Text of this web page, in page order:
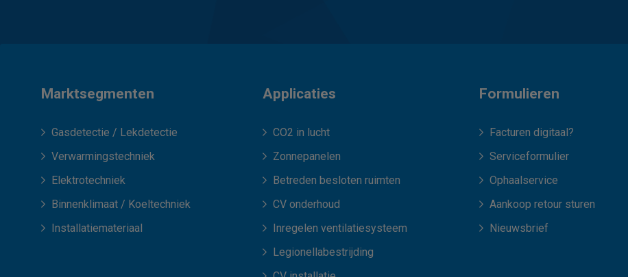
Marktsegmenten
Gasdetectie / Lekdetectie
Verwarmingstechniek
Elektrotechniek
Binnenklimaat / Koeltechniek
Installatiemateriaal
Applicaties
CO2 in lucht
Zonnepanelen
Betreden besloten ruimten
CV onderhoud
Inregelen ventilatiesysteem
Legionellabestrijding
Formulieren
Facturen digitaal?
Serviceformulier
Ophaalservice
Aankoop retour sturen
Nieuwsbrief